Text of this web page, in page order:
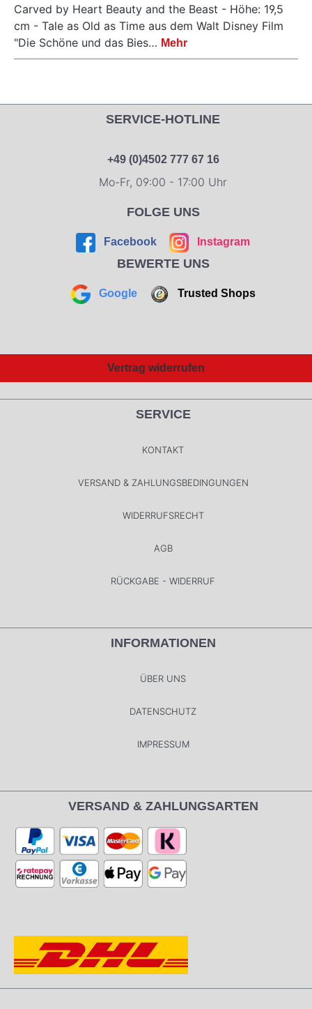
Carved by Heart Beauty and the Beast - Höhe: 19,5
cm - Tale as Old as Time aus dem Walt Disney Film
"Die Schöne und das Bies… Mehr
SERVICE-HOTLINE
+49 (0)4502 777 67 16
Mo-Fr, 09:00 - 17:00 Uhr
FOLGE UNS
Facebook Instagram
BEWERTE UNS
Google Trusted Shops
Vertrag widerrufen
SERVICE
KONTAKT
VERSAND & ZAHLUNGSBEDINGUNGEN
WIDERRUFSRECHT
AGB
RÜCKGABE - WIDERRUF
INFORMATIONEN
ÜBER UNS
DATENSCHUTZ
IMPRESSUM
VERSAND & ZAHLUNGSARTEN